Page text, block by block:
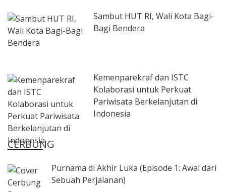
Sambut HUT RI, Wali Kota Bagi-
Bagi Bendera
Kemenparekraf dan ISTC
Kolaborasi untuk Perkuat
Pariwisata Berkelanjutan di
Indonesia
CERBUNG
Purnama di Akhir Luka (Episode 1: Awal dari
Sebuah Perjalanan)